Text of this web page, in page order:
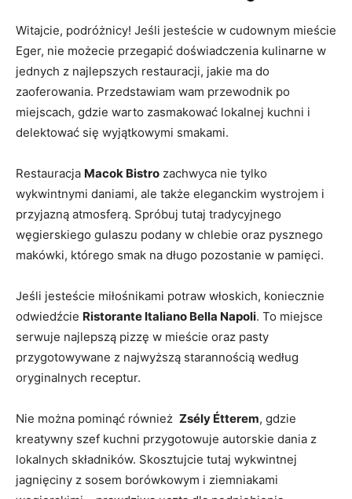
Witajcie, podróżnicy! Jeśli jesteście w⁤ cudownym mieście
Eger, nie możecie przegapić doświadczenia‌ kulinarne w
⁣jednych z najlepszych⁢ restauracji, jakie ma do
zaoferowania. ‌Przedstawiam wam przewodnik po
⁤miejscach, ‌gdzie warto ‍zasmakować lokalnej kuchni i
delektować się wyjątkowymi smakami.
Restauracja Macok ‍Bistro zachwyca ‌nie⁤ tylko
wykwintnymi daniami, ‌ale także eleganckim‍ wystrojem i
przyjazną‍ atmosferą. Spróbuj tutaj⁣ tradycyjnego
węgierskiego⁢ gulaszu podany‍ w ⁢chlebie oraz pysznego
‍makówki,⁤ którego smak⁣ na ​długo pozostanie w pamięci.
Jeśli jesteście miłośnikami potraw włoskich, koniecznie
odwiedźcie Ristorante Italiano ⁣Bella Napoli. ‍To ‍miejsce
serwuje najlepszą pizzę‍ w mieście oraz pasty
przygotowywane z‍ najwyższą starannością ⁣według
oryginalnych‌ receptur.
Nie można pominąć również ⁣ Zsély ‍Étterem, gdzie​
kreatywny ‍szef kuchni⁣ przygotowuje autorskie dania z
lokalnych składników.⁢ Skosztujcie tutaj wykwintnej
jagnięciny z ⁢sosem borówkowym i ⁣ziemniakami